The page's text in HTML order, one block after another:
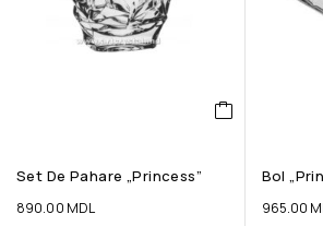
Set De Pahare „Princess”
890.00 MDL
Bol
965.00